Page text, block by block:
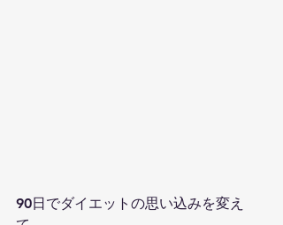
90日でダイエットの思い込みを変え